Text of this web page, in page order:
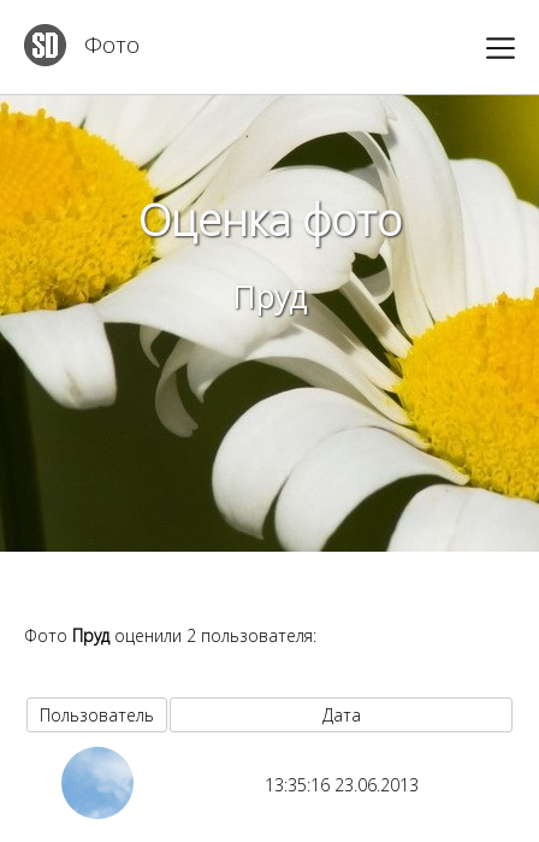
Фото
Оценка фото
Пруд
Фото Прудоценили 2 пользователя:
Пользователь Дата
13:35:16 23.06.2013